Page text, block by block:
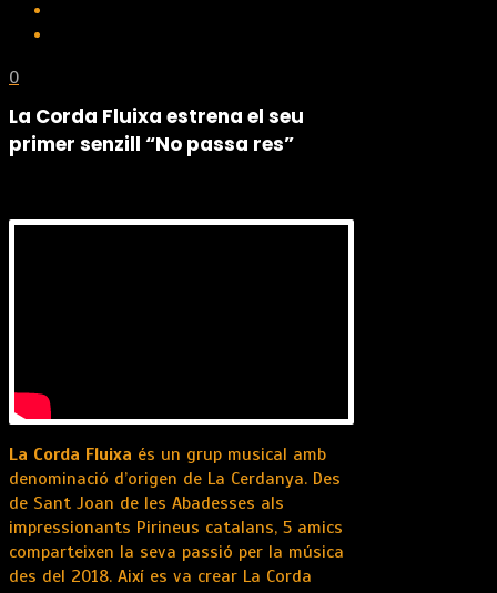
0
La Corda Fluixa estrena el seu
primer senzill “No passa res”
La Corda Fluixa és un grup musical amb
denominació d’origen de La Cerdanya. Des
de Sant Joan de les Abadesses als
impressionants Pirineus catalans, 5 amics
comparteixen la seva passió per la música
des del 2018. Així es va crear La Corda